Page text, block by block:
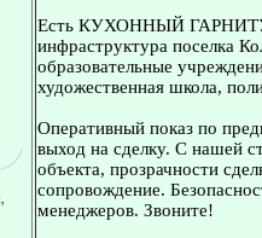
Есть КУХОННЫЙ
инфраструктура поселка
образовательные
художественная школа,
Оперативный показ по
выход на сделку. С нашей
объекта, прозрачности
сопровождение.
менеджеров. Звоните!